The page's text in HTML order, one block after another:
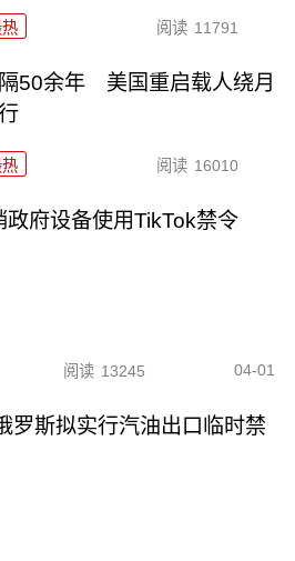
阅读 11791
50余年 美国重启载人绕月
阅读 16010
府设备使用TikTok禁令
阅读 13245 04-01
罗斯拟实行汽油出口临时禁